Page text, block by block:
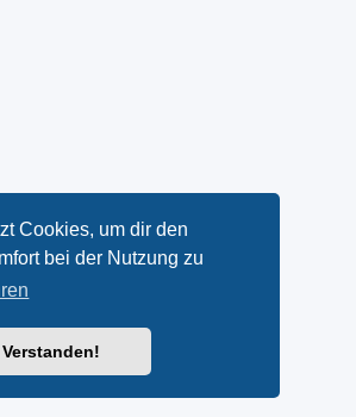
Cookies, um dir den
bei der Nutzung zu
Verstanden!